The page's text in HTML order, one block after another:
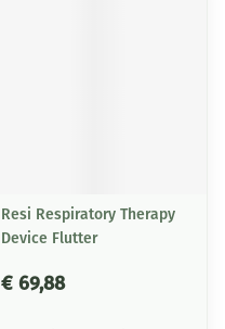
Resi Respiratory Therapy
Device Flutter
€ 69,88